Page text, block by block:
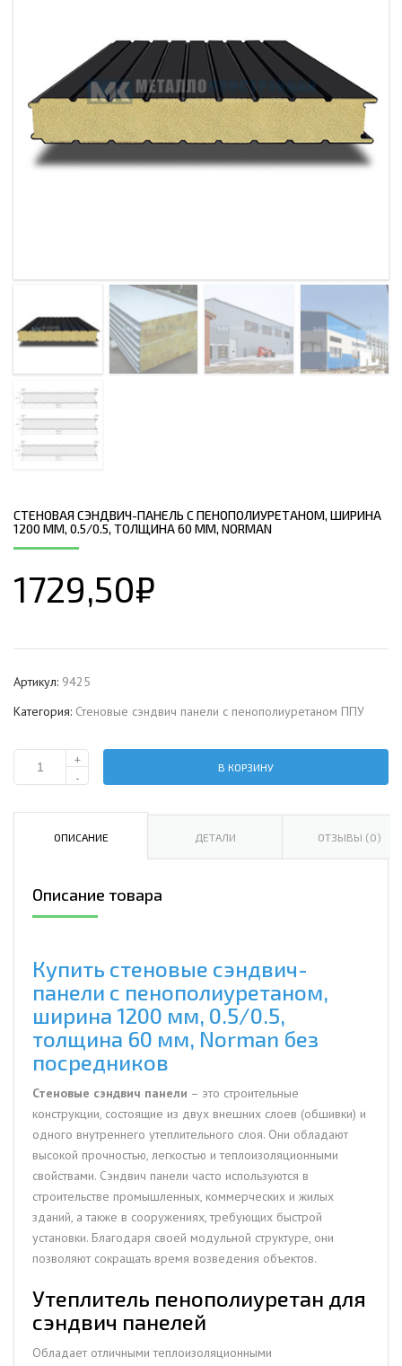
СТЕНОВАЯ СЭНДВИЧ-ПАНЕЛЬ С ПЕНОПОЛИУРЕТАНОМ, ШИРИНА
1200 ММ, 0.5/0.5, ТОЛЩИНА 60 ММ, NORMAN
1729,50₽
Артикул: 9425
Категория: Стеновые сэндвич панели с пенополиуретаном ППУ
Количество
сэндвич-
ширина
1200
0.5/0.5,
толщина
Norman
+
-
В КОРЗИНУ
ОПИСАНИЕ ДЕТАЛИ ОТЗЫВЫ (0)
Описание товара
Купить стеновые сэндвич-
панели с пенополиуретаном,
ширина 1200 мм, 0.5/0.5,
толщина 60 мм, Norman без
посредников
Стеновые сэндвич панели – это строительные
конструкции, состоящие из двух внешних слоев (обшивки) и
одного внутреннего утеплительного слоя. Они обладают
высокой прочностью, легкостью и теплоизоляционными
свойствами. Сэндвич панели часто используются в
строительстве промышленных, коммерческих и жилых
зданий, а также в сооружениях, требующих быстрой
установки. Благодаря своей модульной структуре, они
позволяют сокращать время возведения объектов.
Утеплитель пенополиуретан для
сэндвич панелей
Обладает отличными теплоизоляционными